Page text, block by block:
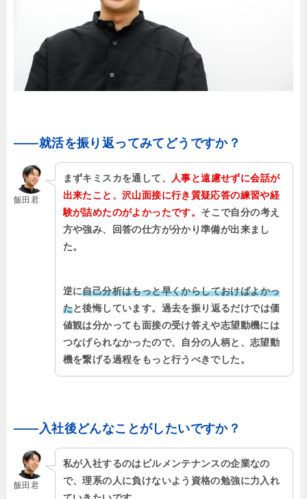
――就活を振り返ってみてどうですか？
飯田君
まずキミスカを通して、
人事と遠慮せずに会話が
出来たこと、沢山面接に行き質疑応答の練習や経
験が詰めたのがよかったです。 そこで自分の考え
方や強み、回答の仕方が分かり準備が出来まし
た。
逆に自己分析はもっと早くからしておけばよかっ
たと後悔しています。過去を振り返るだけでは価
値観は分かっても面接の受け答えや志望動機には
つなげられなかったので、自分の人柄と、志望動
機を繋げる過程をもっと行うべきでした。
――入社後どんなことがしたいですか？
飯田君
私が入社するのはビルメンテナンスの企業なの
で、理系の人に負けないよう資格の勉強に力入れ